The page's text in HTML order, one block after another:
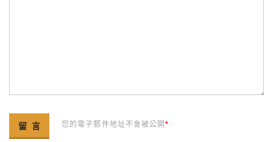
您的電子郵件地址不會被公開*